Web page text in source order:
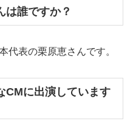
は誰ですか？
代表の栗原恵さんです。
CMに出演しています